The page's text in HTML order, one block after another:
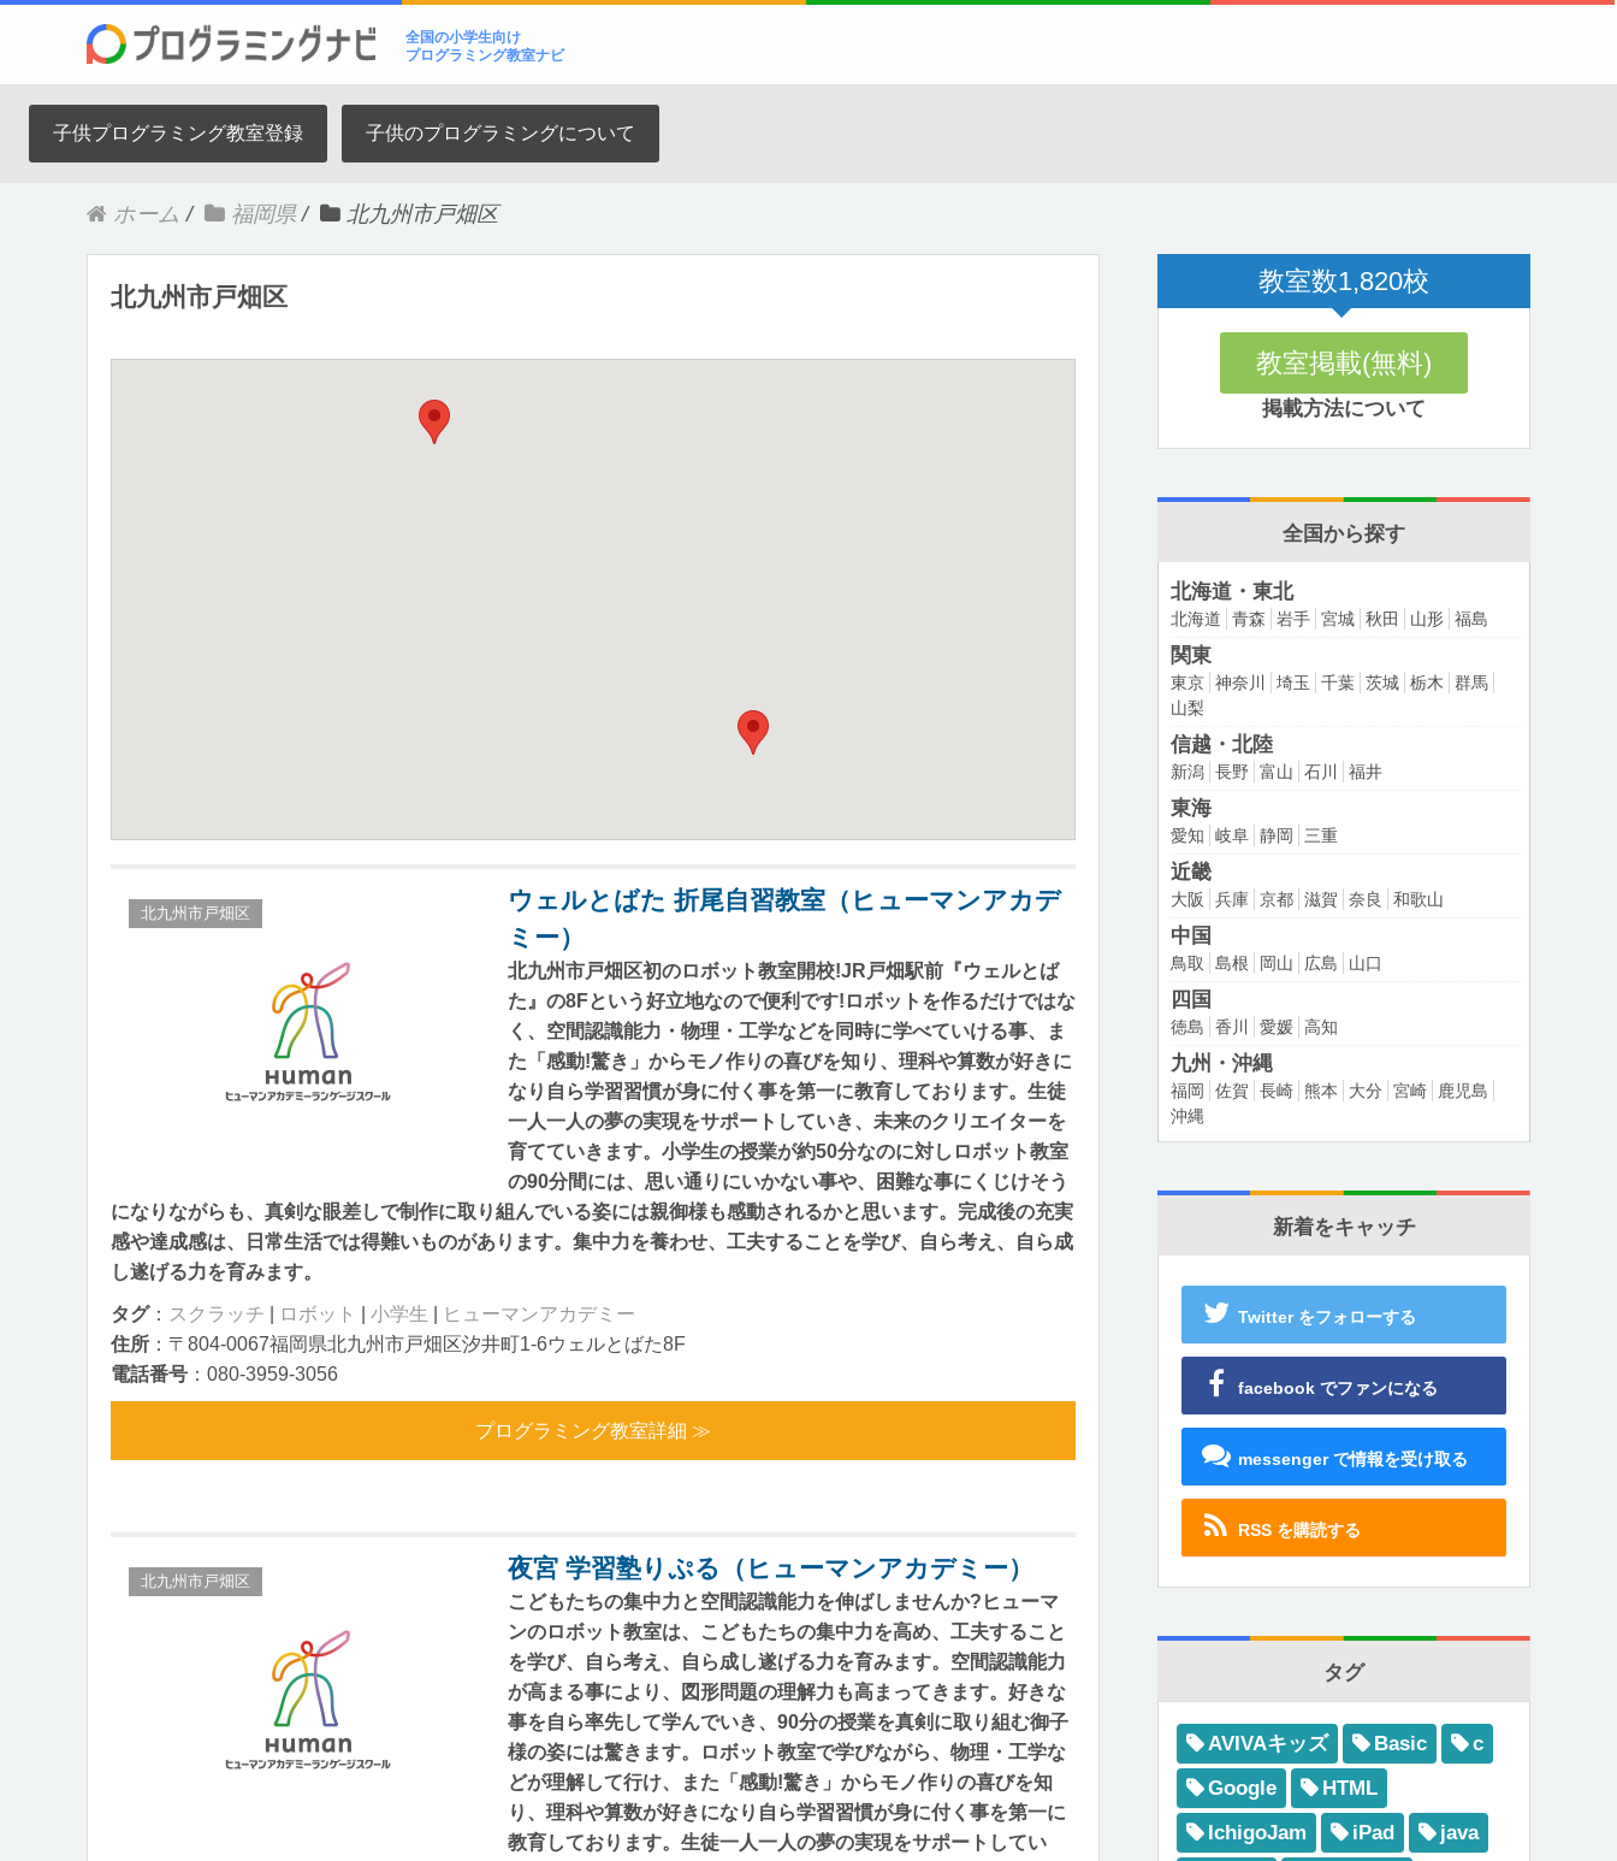
全国の小学生向け
プログラミング教室ナビ
子供プログラミング教室登録 子供のプログラミングについて
ホーム / 福岡県 / 北九州市戸畑区
北九州市戸畑区
北九州市戸畑区
ウェルとばた 折尾自習教室（ヒューマンアカデ
ミー）
北九州市戸畑区初のロボット教室開校!JR戸畑駅前『ウェルとば
た』の8Fという好立地なので便利です!ロボットを作るだけではな
く、空間認識能力・物理・工学などを同時に学べていける事、ま
た「感動!驚き」からモノ作りの喜びを知り、理科や算数が好きに
なり自ら学習習慣が身に付く事を第一に教育しております。生徒
一人一人の夢の実現をサポートしていき、未来のクリエイターを
育てていきます。小学生の授業が約50分なのに対しロボット教室
の90分間には、思い通りにいかない事や、困難な事にくじけそう
になりながらも、真剣な眼差しで制作に取り組んでいる姿には親御様も感動されるかと思います。完成後の充実
感や達成感は、日常生活では得難いものがあります。集中力を養わせ、工夫することを学び、自ら考え、自ら成
し遂げる力を育みます。
タグ： スクラッチ ロボット 小学生
ヒューマンアカデミー
住所 ：〒804-0067福岡県北九州市戸畑区汐井町1-6ウェルとばた8F
電話番号 ：080‐3959‐3056
プログラミング教室詳細 ≫
北九州市戸畑区 夜宮 学習塾りぷる（ヒューマンアカデミー）
こどもたちの集中力と空間認識能力を伸ばしませんか?ヒューマ
ンのロボット教室は、こどもたちの集中力を高め、工夫すること
を学び、自ら考え、自ら成し遂げる力を育みます。空間認識能力
が高まる事により、図形問題の理解力も高まってきます。好きな
事を自ら率先して学んでいき、90分の授業を真剣に取り組む御子
様の姿には驚きます。ロボット教室で学びながら、物理・工学な
どが理解して行け、また「感動!驚き」からモノ作りの喜びを知
り、理科や算数が好きになり自ら学習習慣が身に付く事を第一に
教育しております。生徒一人一人の夢の実現をサポートしてい
教室数1,820校
教室掲載(無料)
掲載方法について
全国から探す
北海道・東北
北海道 青森 岩手 宮城 秋田 山形 福島
関東
東京 神奈川 埼玉 千葉 茨城 栃木
群馬
山梨
信越・北陸
新潟 長野 富山 石川 福井
東海
愛知 岐阜 静岡 三重
近畿
大阪 兵庫 京都 滋賀 奈良 和歌山
中国
鳥取 島根 岡山 広島 山口
四国
徳島 香川 愛媛 高知
九州・沖縄
福岡 佐賀 長崎 熊本 大分 宮崎
鹿児島
沖縄
新着をキャッチ
Twitter をフォローする
facebook でファンになる
messenger で情報を受け取る
RSS を購読する
タグ
AVIVAキッズ Basic
c
Google
HTML
IchigoJam
iPad
java